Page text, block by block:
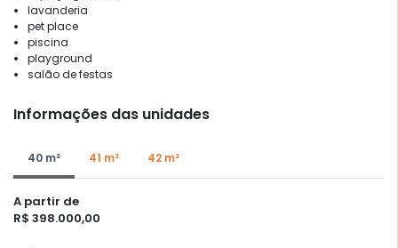
lavanderia
pet place
piscina
playground
salão de festas
Informações das unidades
40 m² 41 m² 42 m²
A partir de
R$ 398.000,00